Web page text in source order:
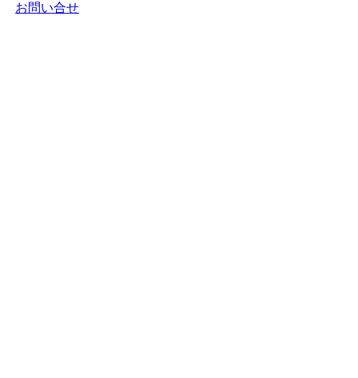
お問い合せ